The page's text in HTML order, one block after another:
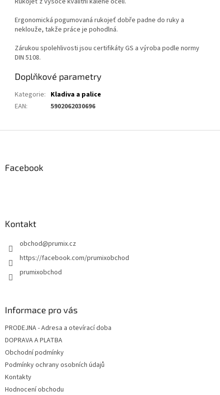
Ergonomická pogumovaná rukojeť dobře padne do ruky a
neklouže, takže práce je pohodlná.
Zárukou spolehlivosti jsou certifikáty GS a výroba podle normy
DIN 5108.
Doplňkové parametry
Kategorie: Kladiva a palice
EAN: 5902062030696
Facebook
Kontakt
obchod@prumix.cz
https://facebook.com/prumixobchod
prumixobchod
Informace pro vás
PRODEJNA - Adresa a otevírací doba
DOPRAVA A PLATBA
Obchodní podmínky
Podmínky ochrany osobních údajů
Kontakty
Hodnocení obchodu